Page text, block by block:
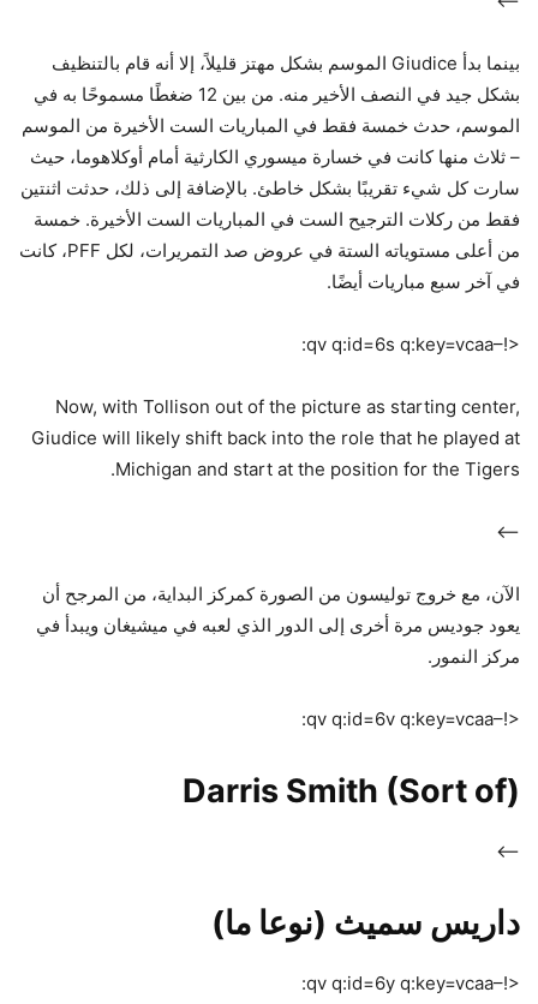
بينما بدأ Giudice الموسم بشكل مهتز قليلاً، إلا أنه قام بالتنظيف
بشكل جيد في النصف الأخير منه. من بين 12 ضغطًا مسموحًا به في
الموسم، حدث خمسة فقط في المباريات الست الأخيرة من الموسم
– ثلاث منها كانت في خسارة ميسوري الكارثية أمام أوكلاهوما، حيث
سارت كل شيء تقريبًا بشكل خاطئ. بالإضافة إلى ذلك، حدثت اثنتين
فقط من ركلات الترجيح الست في المباريات الست الأخيرة. خمسة
من أعلى مستوياته الستة في عروض صد التمريرات، لكل PFF، كانت
في آخر سبع مباريات أيضًا.
<!–qv q:id=6s q:key=vcaa:
Now, with Tollison out of the picture as starting center,
Giudice will likely shift back into the role that he played at
Michigan and start at the position for the Tigers.
–>
الآن، مع خروج توليسون من الصورة كمركز البداية، من المرجح أن
يعود جوديس مرة أخرى إلى الدور الذي لعبه في ميشيغان ويبدأ في
مركز النمور.
<!–qv q:id=6v q:key=vcaa:
Darris Smith (Sort of)
–>
داريس سميث (نوعا ما)
<!–qv q:id=6y q:key=vcaa: